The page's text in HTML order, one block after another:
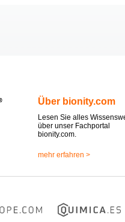
Über bionity.com
Lesen Sie alles
über unser Fachportal
bionity.com.
mehr erfahren >